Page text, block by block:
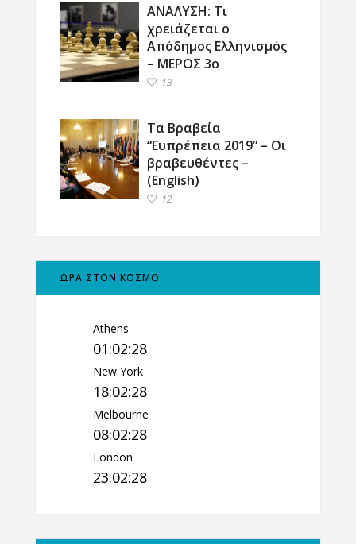
ΑΝΑΛΥΣΗ: Τι
χρειάζεται ο
Απόδημος Ελληνισμός
– ΜΕΡΟΣ 3ο
13
Τα Βραβεία
“Ευπρέπεια 2019” – Οι
βραβευθέντες –
(English)
12
ΩΡΑ ΣΤΟΝ ΚΟΣΜΟ
Athens
01:02:29
New York
18:02:29
Melbourne
08:02:29
London
23:02:29